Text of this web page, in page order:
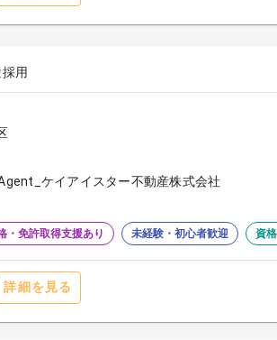
用
ケイアイスター不動産株式会社
・免許取得支援あり 未経験・初心者歓迎 資
詳細を見る